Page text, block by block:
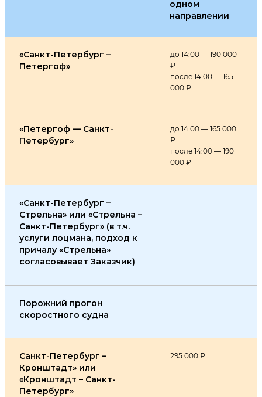
одном
направлении
«Санкт-Петербург –
Петергоф»
до 14:00 — 190 000
₽
после 14:00 — 165
000 ₽
«Петергоф — Санкт-
Петербург»
до 14:00 — 165 000
₽
после 14:00 — 190
000 ₽
«Санкт-Петербург –
Стрельна» или «Стрельна –
Санкт-Петербург» (в т.ч.
услуги лоцмана, подход к
причалу «Стрельна»
согласовывает Заказчик)
Порожний прогон
скоростного судна
Санкт-Петербург –
Кронштадт» или
«Кронштадт – Санкт-
Петербург»
295 000 ₽